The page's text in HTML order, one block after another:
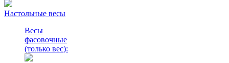
Настольные весы
Весы
фасовочные
(только вес):